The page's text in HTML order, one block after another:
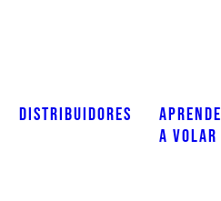
DISTRIBUIDORES
APRENDE
A VOLAR